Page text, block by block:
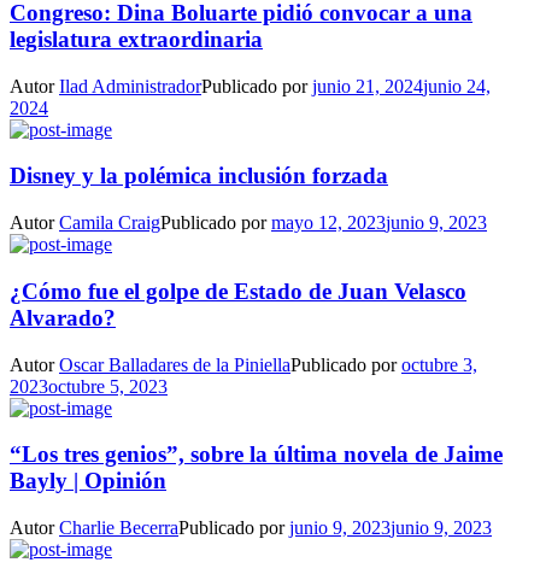
Congreso: Dina Boluarte pidió convocar a una
legislatura extraordinaria
AutorIlad AdministradorPublicado porjunio 21, 2024junio 24,
2024
Disney y la polémica inclusión forzada
AutorCamila CraigPublicado pormayo 12, 2023junio 9, 2023
¿Cómo fue el golpe de Estado de Juan Velasco
Alvarado?
AutorOscar Balladares de la PiniellaPublicado poroctubre 3,
2023octubre 5, 2023
“Los tres genios”, sobre la última novela de Jaime
Bayly | Opinión
AutorCharlie BecerraPublicado porjunio 9, 2023junio 9, 2023